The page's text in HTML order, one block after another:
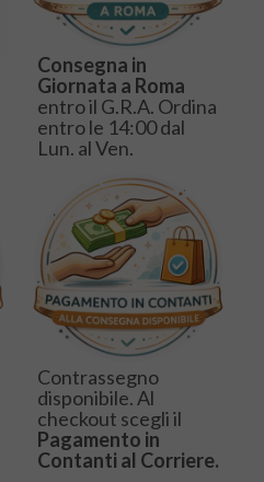
Consegna in
Giornata a Roma
entro il G.R.A. Ordina
entro le 14:00 dal
Lun. al Ven.
Contrassegno
disponibile. Al
checkout scegli il
Pagamento in
Contanti al Corriere.